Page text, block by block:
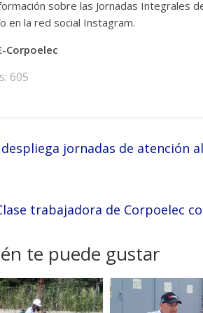
sobre las Jornadas Integrales
en la red social Instagram.
Corpoelec
605
jornadas de atención
trabajadora de Corpoelec
te puede gustar